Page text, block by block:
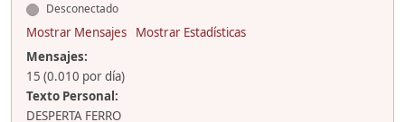
Desconectado
Mostrar Mensajes
Mostrar Estadísticas
Mensajes:
15 (0.010 por día)
Texto Personal:
DESPERTA FERRO